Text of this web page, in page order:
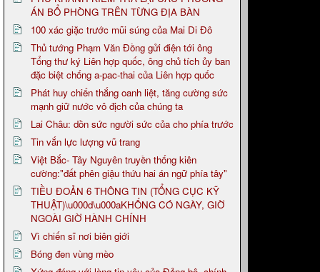
ÁN BỔ PHÒNG TRÊN TỪNG ĐỊA BÀN
100 xác giặc trước mũi súng của Mai Di Đô
Thủ tướng Phạm Văn Đồng gửi điện tới ông
Tổng thư ký Liên hợp quốc, ông chủ tích ủy ban
đặc biệt chống a-pac-thai của Liên hợp quốc
Phát huy chiến thắng oanh liệt, tăng cường sức
mạnh giữ nước vô địch của chúng ta
Lai Châu: dồn sức người sức của cho phía trước
Tin vắn lực lượng vũ trang
Việt Bắc- Tây Nguyên truyền thống kiên
cường:"đất phên giậu thứu hai án ngữ phía tây"
TIỀU ĐOẢN 6 THÔNG TIN (TỔNG CỤC KỸ
THUẬT)\u000d\u000aKHỐNG CÓ NGÀY, GIỜ
NGOÀI GIỜ HÀNH CHÍNH
Vì chiến sĩ nơi biên giới
Bóng đen vùng mèo